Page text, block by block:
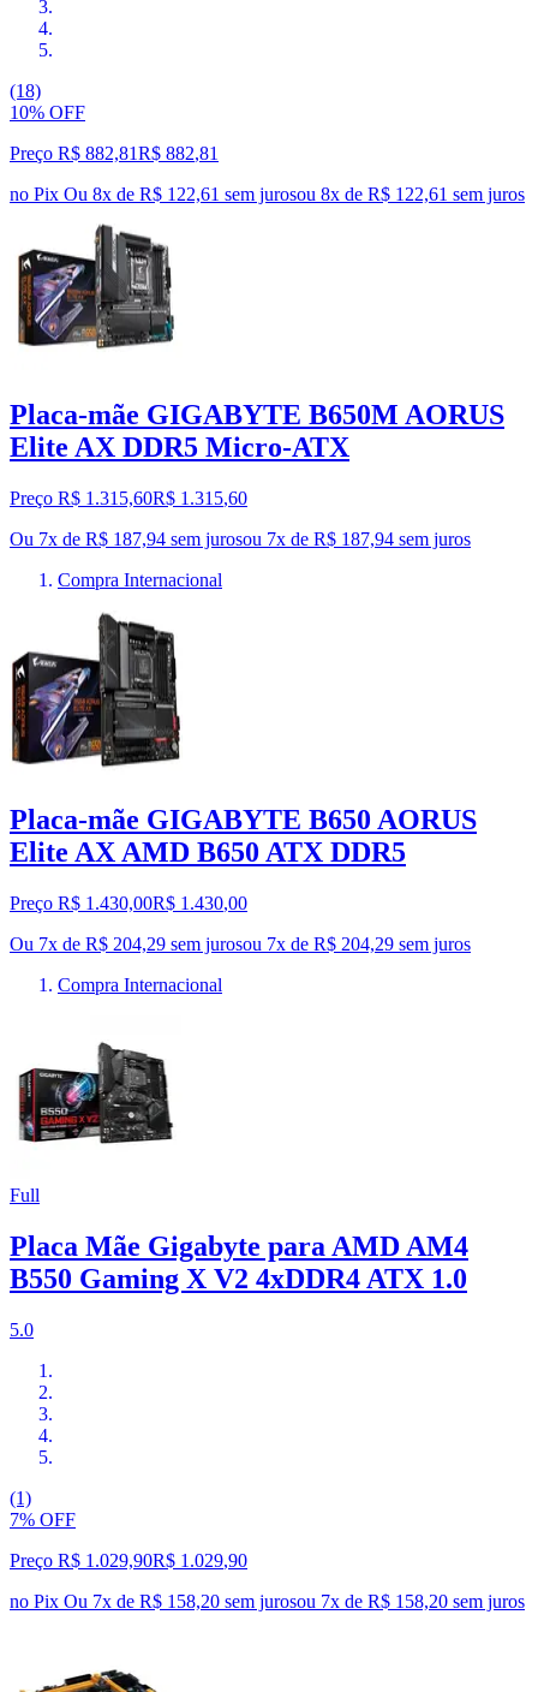
(18)
10% OFF
Preço R$ 882,81R$ 882,81
no Pix Ou 8x de R$ 122,61 sem jurosou 8x de R$ 122,61 sem juros
Placa-mãe GIGABYTE B650M AORUS
Elite AX DDR5 Micro-ATX
Preço R$ 1.315,60R$ 1.315,60
Ou 7x de R$ 187,94 sem jurosou 7x de R$ 187,94 sem juros
Compra Internacional
Placa-mãe GIGABYTE B650 AORUS
Elite AX AMD B650 ATX DDR5
Preço R$ 1.430,00R$ 1.430,00
Ou 7x de R$ 204,29 sem jurosou 7x de R$ 204,29 sem juros
Compra Internacional
Full
Placa Mãe Gigabyte para AMD AM4
B550 Gaming X V2 4xDDR4 ATX 1.0
5.0
(1)
7% OFF
Preço R$ 1.029,90R$ 1.029,90
no Pix Ou 7x de R$ 158,20 sem jurosou 7x de R$ 158,20 sem juros